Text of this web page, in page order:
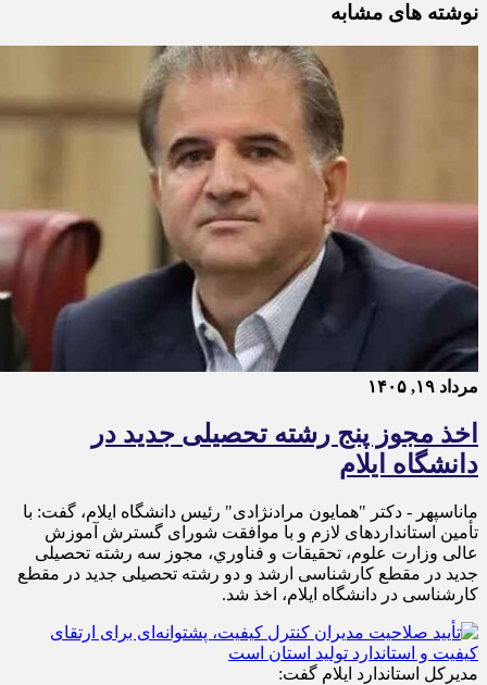
نوشته های مشابه
مرداد ۱۹, ۱۴۰۵
اخذ مجوز پنج رشته تحصیلی جدید در
دانشگاه ايلام
ماناسپهر - دکتر "همایون مرادنژادی" رئیس دانشگاه ایلام، گفت: با
تأمین استانداردهای لازم و با موافقت شورای گسترش آموزش
عالی وزارت علوم، تحقيقات و فناوري، مجوز سه رشته تحصیلی
جدید در مقطع کارشناسی ارشد و دو رشته تحصیلی جدید در مقطع
کارشناسی در دانشگاه ايلام، اخذ شد.
مدیرکل استاندارد ایلام گفت: